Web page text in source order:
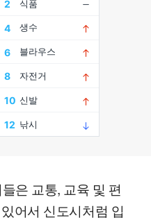
은 교통, 교육 및 편
어서 신도시처럼 입